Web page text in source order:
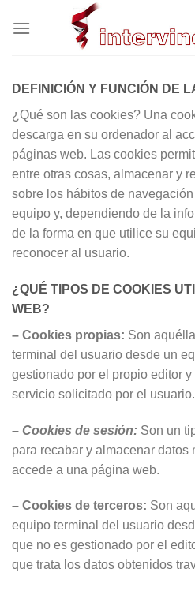
DEFINICIÓN Y FUNCIÓN DE
¿Qué son las cookies? Una
descarga en su ordenador al
páginas web. Las cookies
entre otras cosas, almacenar y
sobre los hábitos de
equipo y, dependiendo de la
de la forma en que utilice su
reconocer al usuario.
¿QUÉ TIPOS DE COOKIES
WEB?
– Cookies propias: Son
terminal del usuario desde un
gestionado por el propio editor y
servicio solicitado por el usuario.
– Cookies de sesión: Son un
para recabar y almacenar datos
accede a una página web.
– Cookies de terceros: Son
equipo terminal del usuario
que no es gestionado por el
que trata los datos obtenidos